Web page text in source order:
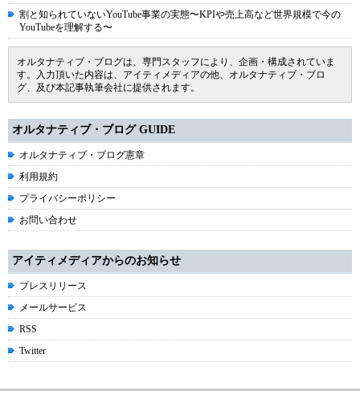
割と知られていないYouTube事業の実態〜KPIや売上高など世界規模で今の
YouTubeを理解する〜
オルタナティブ・ブログは、専門スタッフにより、企画・構成されていま
す。入力頂いた内容は、アイティメディアの他、オルタナティブ・ブロ
グ、及び本記事執筆会社に提供されます。
オルタナティブ・ブログ GUIDE
オルタナティブ・ブログ憲章
利用規約
プライバシーポリシー
お問い合わせ
アイティメディアからのお知らせ
プレスリリース
メールサービス
RSS
Twitter